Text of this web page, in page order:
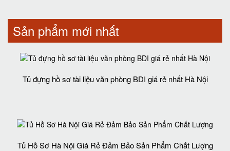
Sản phẩm mới nhất
Tủ đựng hồ sơ tài liệu văn phòng BDI giá rẻ nhất Hà Nội
Tủ Hồ Sơ Hà Nội Giá Rẻ Đảm Bảo Sản Phẩm Chất Lượng‎